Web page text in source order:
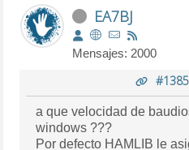
EA7BJ
Mensajes: 2000
a que velocidad de
windows ???
Por defecto HAMLIB le